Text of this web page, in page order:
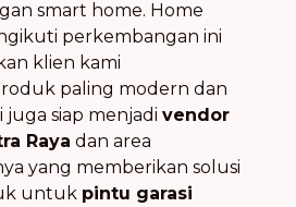
smart home. Home
perkembangan ini
klien kami
paling modern dan
juga siap menjadi vendor
Raya dan area
yang memberikan solusi
untuk pintu garasi